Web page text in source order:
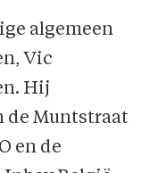
algemeen
Vic
Hij
de Muntstraat
en de